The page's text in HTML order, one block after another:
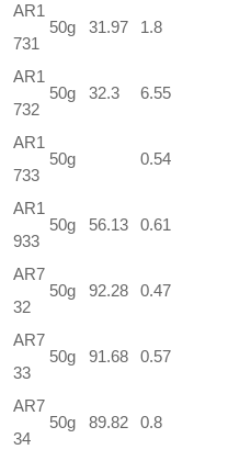
AR1
731
50g 31.97 1.8
AR1
732
50g 32.3 6.55
AR1
733
50g 0.54
AR1
933
50g 56.13 0.61
AR7
32
50g 92.28 0.47
AR7
33
50g 91.68 0.57
AR7
34
50g 89.82 0.8